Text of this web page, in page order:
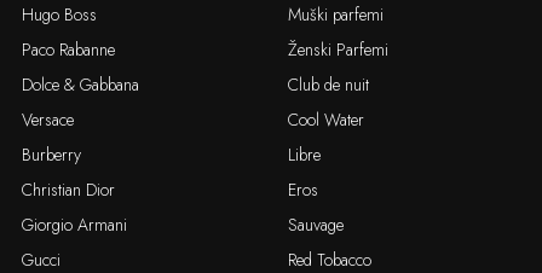
Hugo Boss
Paco Rabanne
Dolce & Gabbana
Versace
Burberry
Christian Dior
Giorgio Armani
Gucci
Muški parfemi
Ženski Parfemi
Club de nuit
Cool Water
Libre
Eros
Sauvage
Red Tobacco